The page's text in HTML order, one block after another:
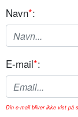
Navn*:
E-mail*:
Din e-mail bliver ikke vist på